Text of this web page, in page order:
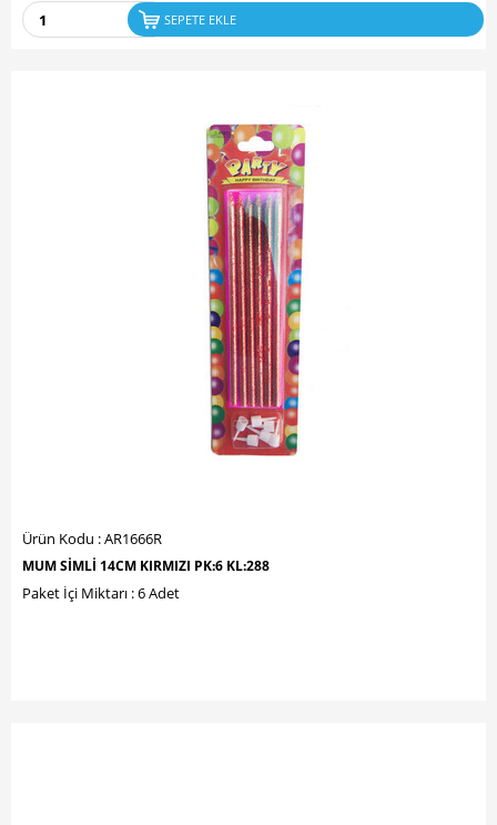
SEPETE EKLE
Ürün Kodu : AR1666R
MUM SİMLİ 14CM KIRMIZI PK:6 KL:288
Paket İçi Miktarı : 6 Adet